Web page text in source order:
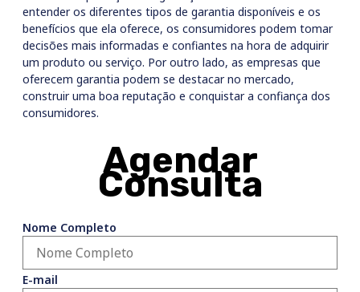
entender os diferentes tipos de garantia disponíveis e os
benefícios que ela oferece, os consumidores podem tomar
decisões mais informadas e confiantes na hora de adquirir
um produto ou serviço. Por outro lado, as empresas que
oferecem garantia podem se destacar no mercado,
construir uma boa reputação e conquistar a confiança dos
consumidores.
Agendar
Consulta
Nome Completo
E-mail